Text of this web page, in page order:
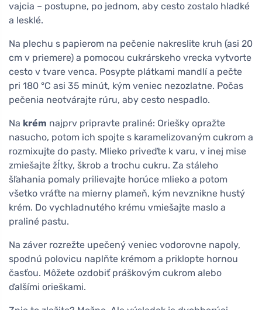
vajcia – postupne, po jednom, aby cesto zostalo hladké
a lesklé.
Na plechu s papierom na pečenie nakreslite kruh (asi 20
cm v priemere) a pomocou cukrárskeho vrecka vytvorte
cesto v tvare venca. Posypte plátkami mandlí a pečte
pri 180 °C asi 35 minút, kým veniec nezozlatne. Počas
pečenia neotvárajte rúru, aby cesto nespadlo.
Na krém najprv pripravte praliné: Oriešky opražte
nasucho, potom ich spojte s karamelizovaným cukrom a
rozmixujte do pasty. Mlieko priveďte k varu, v inej mise
zmiešajte žĺtky, škrob a trochu cukru. Za stáleho
šľahania pomaly prilievajte horúce mlieko a potom
všetko vráťte na mierny plameň, kým nevznikne hustý
krém. Do vychladnutého krému vmiešajte maslo a
praliné pastu.
Na záver rozrežte upečený veniec vodorovne napoly,
spodnú polovicu naplňte krémom a priklopte hornou
časťou. Môžete ozdobiť práškovým cukrom alebo
ďalšími orieškami.